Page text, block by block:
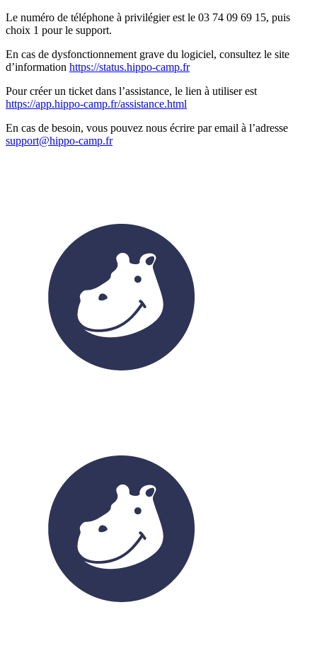
Le numéro de téléphone à privilégier est le 03 74 09 69 15, puis
choix 1 pour le support.
En cas de dysfonctionnement grave du logiciel, consultez le site
d’information https://status.hippo-camp.fr
Pour créer un ticket dans l’assistance, le lien à utiliser est
https://app.hippo-camp.fr/assistance.html
En cas de besoin, vous pouvez nous écrire par email à l’adresse
support@hippo-camp.fr